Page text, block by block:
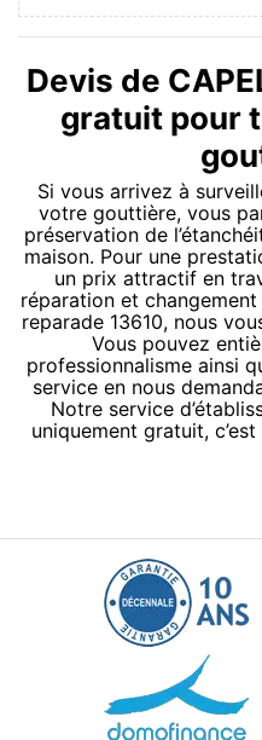
Devis de
gratuit pour
Si vous arrivez à
votre gouttière, vous
préservation de
maison. Pour une
un prix attractif en
réparation et
reparade 13610, nous
Vous pouvez
professionnalisme ainsi
service en nous
Notre service
uniquement gratuit,